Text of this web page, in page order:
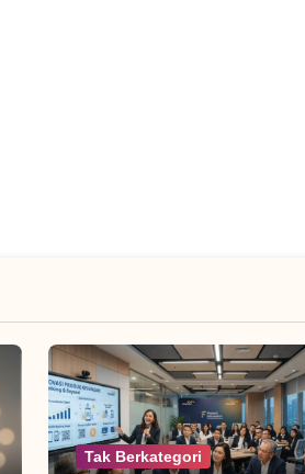
Tak Berkategori